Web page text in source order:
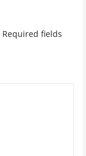
Required fields